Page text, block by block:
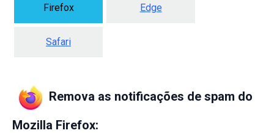
Firefox Edge
Safari
Remova as notificações de spam do
Mozilla Firefox: